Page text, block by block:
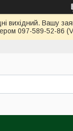
вихідний. Вашу
097-589-52-86